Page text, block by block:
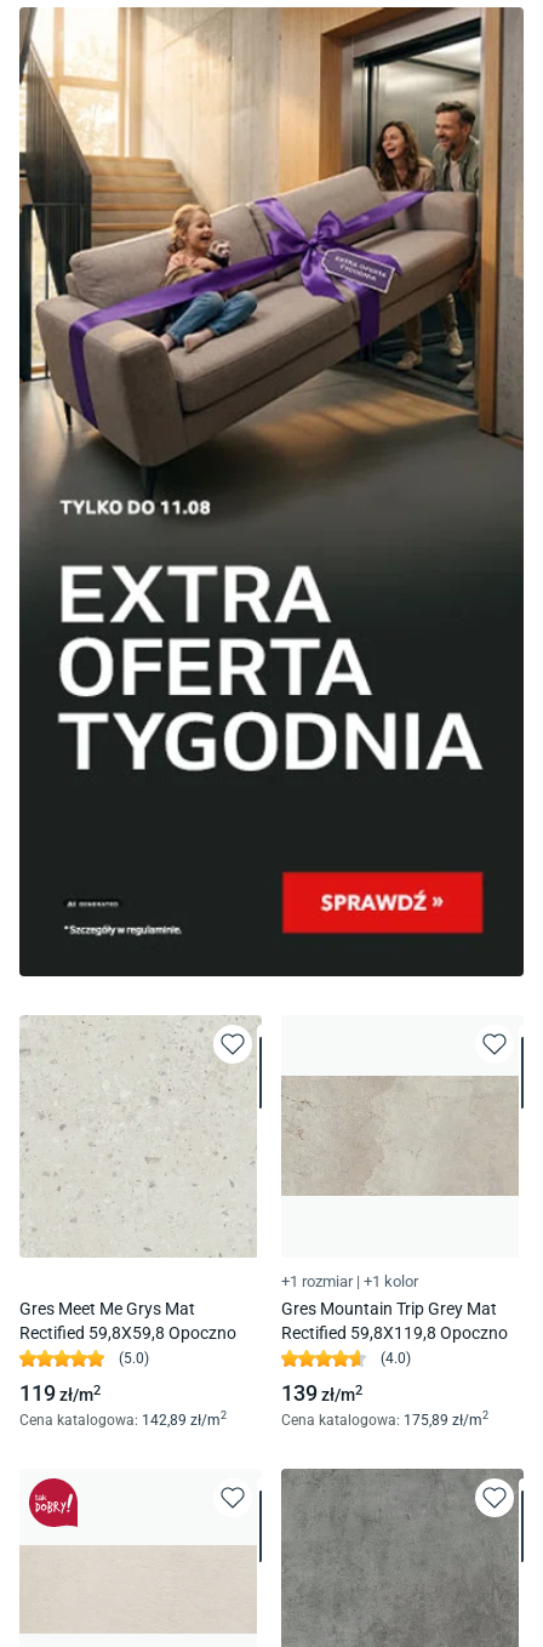
Gres Meet Me Grys Mat
Rectified 59,8X59,8 Opoczno
(5.0)
119zł/m2
Cena katalogowa: 142 ,89 zł/m2
+1 rozmiar | +1 kolor
Gres Mountain Trip Grey Mat
Rectified 59,8X119,8 Opoczno
(4.0)
139zł/m2
Cena katalogowa: 175,89 zł/m2